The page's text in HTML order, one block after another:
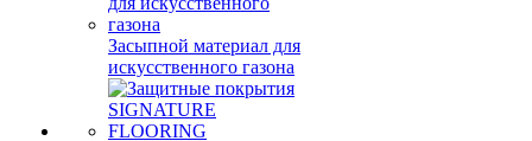
Засыпной материал для
искусственного газона